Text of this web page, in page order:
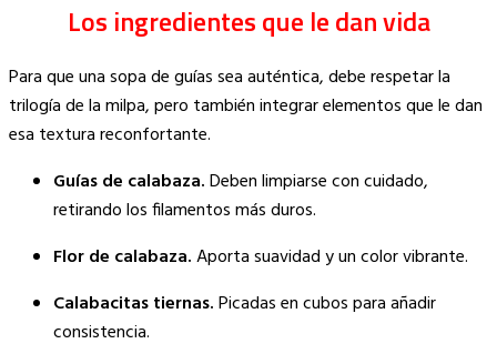
Los ingredientes que le dan vida
Para que una sopa de guías sea auténtica, debe respetar la
trilogía de la milpa, pero también integrar elementos que le dan
esa textura reconfortante.
Guías de calabaza.Deben limpiarse con cuidado,
retirando los filamentos más duros.
Flor de calabaza.Aporta suavidad y un color vibrante.
Calabacitas tiernas.Picadas en cubos para añadir
consistencia.